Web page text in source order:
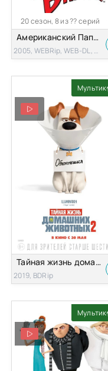
20 сезон, 8 из ?? серий
Американский Папаша
2005, WEBRip, WEB-DL, DVDRip
Мультик
Тайная жизнь домашних животных 2
2019, BDRip
Мультик